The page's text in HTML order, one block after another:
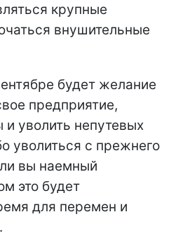
крупные
внушительные
будет желание
предприятие,
и уволить непутевых
уволиться с прежнего
вы наемный
это будет
для перемен и